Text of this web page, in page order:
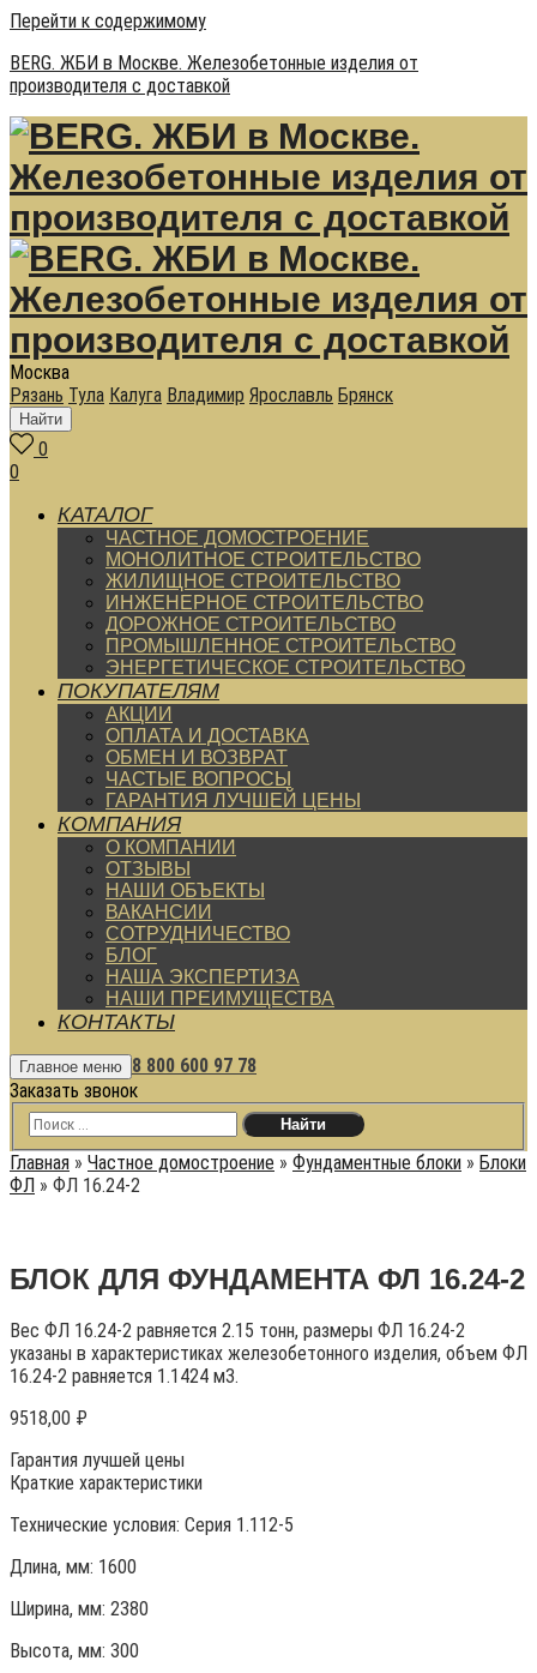
Перейти к содержимому
BERG. ЖБИ в Москве. Железобетонные изделия от
производителя с доставкой
Москва
Рязань Тула Калуга Владимир Ярославль Брянск
Найти
0
0
КАТАЛОГ
ЧАСТНОЕ ДОМОСТРОЕНИЕ
МОНОЛИТНОЕ СТРОИТЕЛЬСТВО
ЖИЛИЩНОЕ СТРОИТЕЛЬСТВО
ИНЖЕНЕРНОЕ СТРОИТЕЛЬСТВО
ДОРОЖНОЕ СТРОИТЕЛЬСТВО
ПРОМЫШЛЕННОЕ СТРОИТЕЛЬСТВО
ЭНЕРГЕТИЧЕСКОЕ СТРОИТЕЛЬСТВО
ПОКУПАТЕЛЯМ
АКЦИИ
ОПЛАТА И ДОСТАВКА
ОБМЕН И ВОЗВРАТ
ЧАСТЫЕ ВОПРОСЫ
ГАРАНТИЯ ЛУЧШЕЙ ЦЕНЫ
КОМПАНИЯ
О КОМПАНИИ
ОТЗЫВЫ
НАШИ ОБЪЕКТЫ
ВАКАНСИИ
СОТРУДНИЧЕСТВО
БЛОГ
НАША ЭКСПЕРТИЗА
НАШИ ПРЕИМУЩЕСТВА
КОНТАКТЫ
Главное меню 8 800 600 97 78
Заказать звонок
Главная » Частное домостроение » Фундаментные блоки » Блоки
ФЛ » ФЛ 16.24-2
БЛОК ДЛЯ ФУНДАМЕНТА ФЛ 16.24-2
Вес ФЛ 16.24-2 равняется 2.15 тонн, размеры ФЛ 16.24-2
указаны в характеристиках железобетонного изделия, объем ФЛ
16.24-2 равняется 1.1424 м3.
9518,00 ₽
Гарантия лучшей цены
Краткие характеристики
Технические условия: Серия 1.112-5
Длина, мм: 1600
Ширина, мм: 2380
Высота, мм: 300